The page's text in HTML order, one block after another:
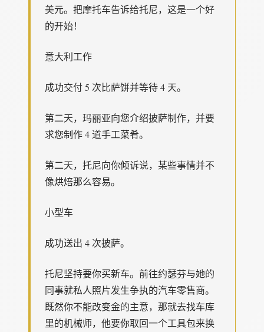
美元。把摩托车告诉给托尼，这是一个好
的开始！
意大利工作
成功交付 5 次比萨饼并等待 4 天。
第二天，玛丽亚向您介绍披萨制作，并要
求您制作 4 道手工菜肴。
第二天，托尼向你倾诉说，某些事情并不
像烘焙那么容易。
小型车
成功送出 4 次披萨。
托尼坚持要你买新车。前往约瑟芬与她的
同事就私人照片发生争执的汽车零售商。
既然你不能改变金的主意，那就去找车库
里的机械师，他要你取回一个工具包来换